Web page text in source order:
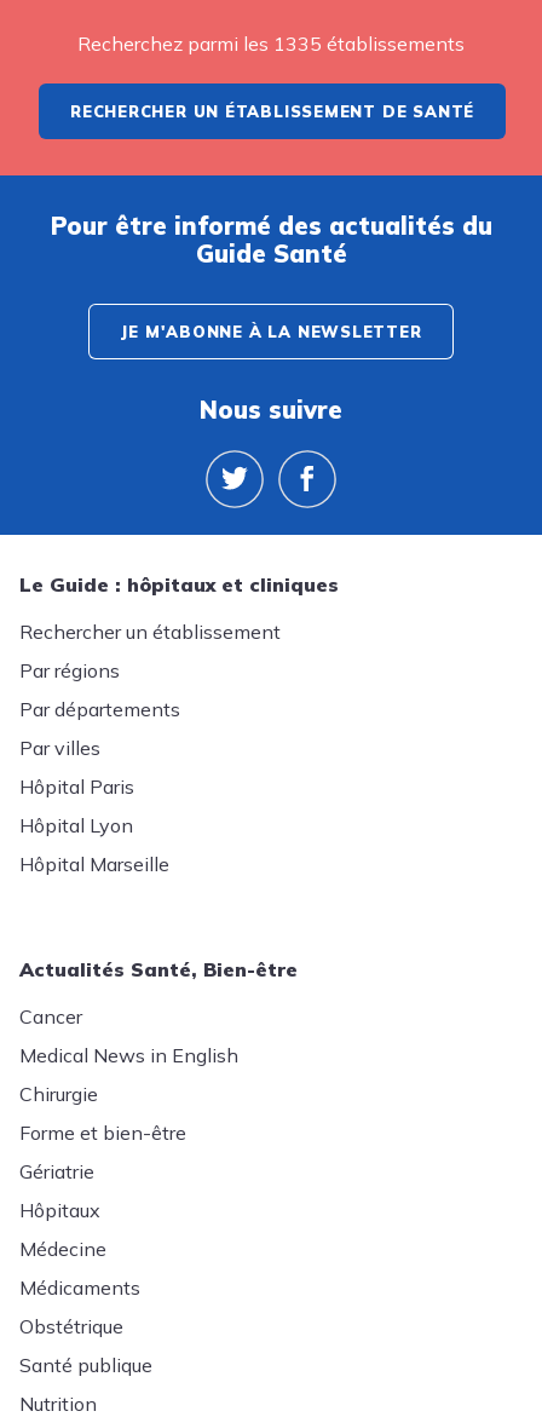
Recherchez parmi les 1335 établissements
RECHERCHER UN ÉTABLISSEMENT DE SANTÉ
Pour être informé des actualités du
Guide Santé
JE M'ABONNE À LA NEWSLETTER
Nous suivre
Le Guide : hôpitaux et cliniques
Rechercher un établissement
Par régions
Par départements
Par villes
Hôpital Paris
Hôpital Lyon
Hôpital Marseille
Actualités Santé, Bien-être
Cancer
Medical News in English
Chirurgie
Forme et bien-être
Gériatrie
Hôpitaux
Médecine
Médicaments
Obstétrique
Santé publique
Nutrition